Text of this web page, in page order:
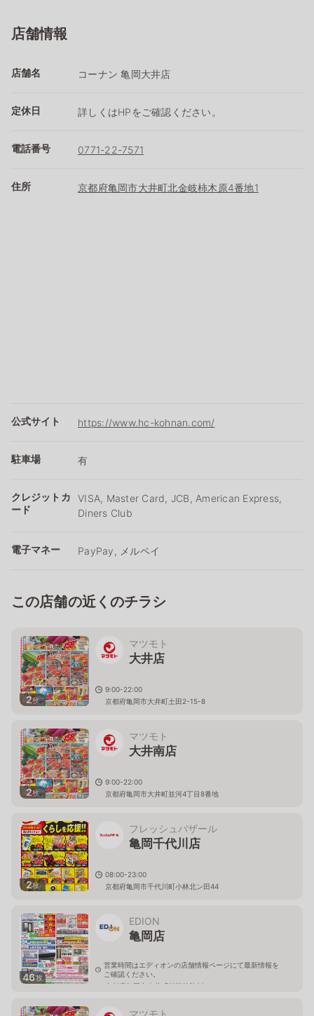
店舗情報
店舗名 コーナン 亀岡大井店
定休日 詳しくはHPをご確認ください。
電話番号 0771-22-7571
住所 京都府亀岡市大井町北金岐柿木原4番地1
公式サイト https://www.hc-kohnan.com/
駐車場 有
クレジットカ
ード
VISA, Master Card, JCB, American Express,
Diners Club
電子マネー PayPay, メルペイ
この店舗の近くのチラシ
2枚
マツモト
大井店
9:00-22:00
京都府亀岡市大井町土田2-15-8
2枚
マツモト
大井南店
9:00-22:00
京都府亀岡市大井町並河4丁目8番地
2枚
フレッシュバザール
亀岡千代川店
08:00-23:00
京都府亀岡市千代川町小林北ン田44
46枚
EDION
亀岡店
営業時間はエディオンの店舗情報ページにて最新情報を
ご確認ください。
京都府亀岡市大井町並河前脇30
マツモト